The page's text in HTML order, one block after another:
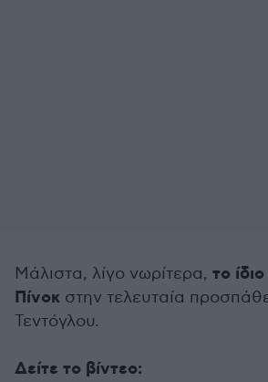
Μάλιστα, λίγο νωρίτερα, το
Πίνοκ στην τελευταία
Τεντόγλου.
Δείτε το βίντεο: